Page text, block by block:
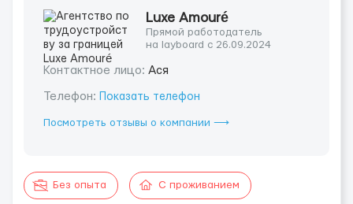
Luxe Amouré
Прямой работодатель
на layboard с 26.09.2024
Контактное лицо: Ася
Телефон: Показать телефон
Посмотреть отзывы о компании ⟶
Без опыта С проживанием